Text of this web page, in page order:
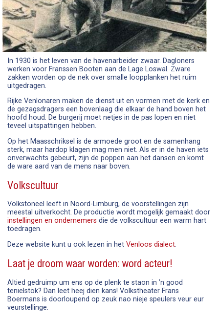
In 1930 is het leven van de havenarbeider zwaar. Dagloners
werken voor Franssen Booten aan de Lage Loswal. Zware
zakken worden op de nek over smalle loopplanken het ruim
uitgedragen.
Rijke Venlonaren maken de dienst uit en vormen met de kerk en
de gezagsdragers een bovenlaag die elkaar de hand boven het
hoofd houd. De burgerij moet netjes in de pas lopen en niet
teveel uitspattingen hebben.
Op het Maasschriksel is de armoede groot en de samenhang
sterk, maar hardop klagen mag men niet. Als er in de haven iets
onverwachts gebeurt, zijn de poppen aan het dansen en komt
de ware aard van de mens naar boven.
Volkscultuur
Volkstoneel leeft in Noord-Limburg, de voorstellingen zijn
meestal uitverkocht. De productie wordt mogelijk gemaakt door
instellingen en ondernemers die de volkscultuur een warm hart
toedragen.
Deze website kunt u ook lezen in het Venloos dialect.
Laat je droom waar worden: word acteur!
Altied gedruimp um ens op de plenk te staon in ’n good
tenielstök? Dan leet heej dien kans! Volkstheater Frans
Boermans is doorloupend op zeuk nao nieje speulers veur eur
veurstellinge.